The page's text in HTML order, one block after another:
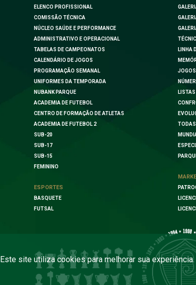
ELENCO PROFISSIONAL
COMISSÃO TÉCNICA
NÚCLEO SAÚDE E PERFORMANCE
ADMINISTRATIVO E OPERACIONAL
TABELAS DE CAMPEONATOS
CALENDÁRIO DE JOGOS
PROGRAMAÇÃO SEMANAL
UNIFORMES DA TEMPORADA
NUBANK PARQUE
ACADEMIA DE FUTEBOL
CENTRO DE FORMAÇÃO DE ATLETAS
ACADEMIA DE FUTEBOL 2
SUB-20
SUB-17
SUB-15
FEMININO
ESPORTES
BASQUETE
FUTSAL
LINHA
Este site utiliza cookies para melhorar sua experiência.